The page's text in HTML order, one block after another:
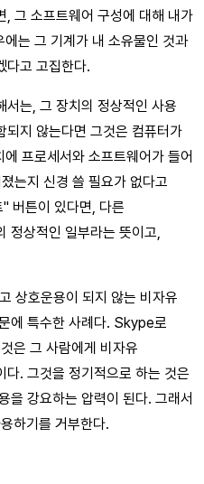
, 그 소프트웨어 구성에 대해 내가
는 그 기계가 내 소유물인 것과
다고 고집한다.
서는, 그 장치의 정상적인 사용
되지 않는다면 그것은 컴퓨터가
프로세서와 소프트웨어가 들어
는지 신경 쓸 필요가 없다고
버튼이 있다면, 다른
정상적인 일부라는 뜻이고,
호운용이 되지 않는 비자유
에 특수한 사례다. Skype로
은 그 사람에게 비자유
. 그것을 정기적으로 하는 것은
을 강요하는 압력이 된다. 그래서
하기를 거부한다.